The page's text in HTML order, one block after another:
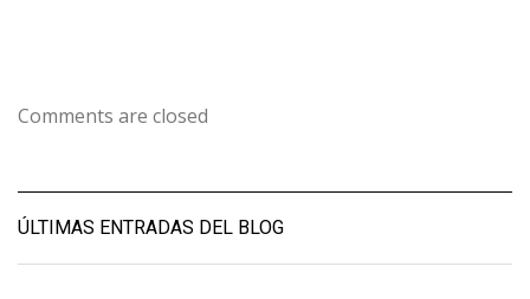
Comments are closed
ÚLTIMAS ENTRADAS DEL BLOG